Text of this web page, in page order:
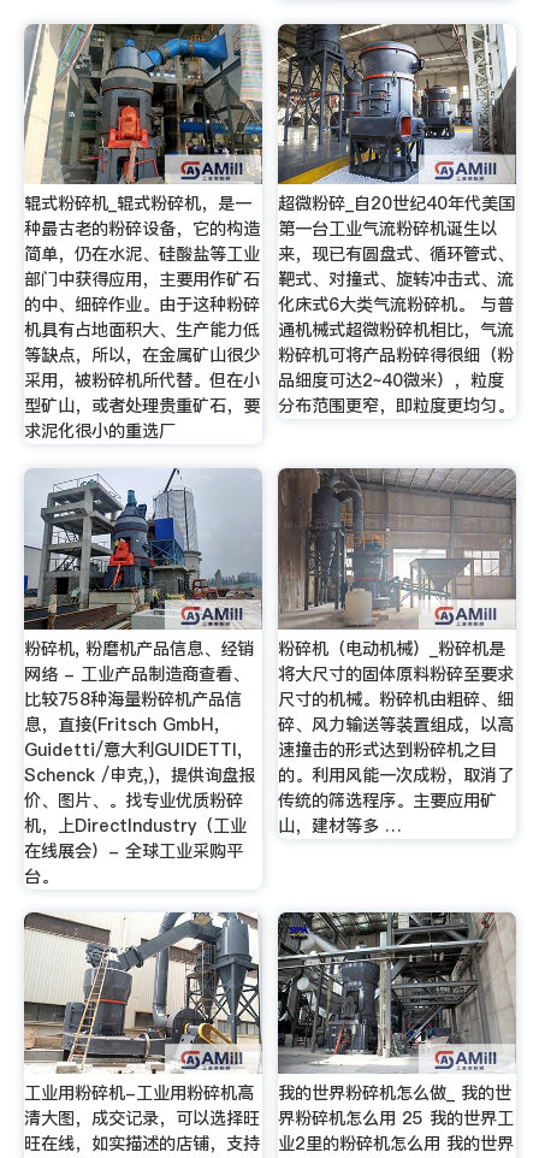
辊式粉碎机_辊式粉碎机，是一
种最古老的粉碎设备，它的构造
简单，仍在水泥、硅酸盐等工业
部门中获得应用，主要用作矿石
的中、细碎作业。由于这种粉碎
机具有占地面积大、生产能力低
等缺点，所以，在金属矿山很少
采用，被粉碎机所代替。但在小
型矿山，或者处理贵重矿石，要
求泥化很小的重选厂
超微粉碎_自20世纪40年代美国
第一台工业气流粉碎机诞生以
来，现已有圆盘式、循环管式、
靶式、对撞式、旋转冲击式、流
化床式6大类气流粉碎机。 与普
通机械式超微粉碎机相比，气流
粉碎机可将产品粉碎得很细（粉
品细度可达2~40微米），粒度
分布范围更窄，即粒度更均匀。
粉碎机, 粉磨机产品信息、经销
网络 - 工业产品制造商查看、
比较758种海量粉碎机产品信
息，直接(Fritsch GmbH,
Guidetti/意大利GUIDETTI,
Schenck /申克,)，提供询盘报
价、图片、。找专业优质粉碎
机，上DirectIndustry（工业
在线展会）- 全球工业采购平
台。
粉碎机（电动机械）_粉碎机是
将大尺寸的固体原料粉碎至要求
尺寸的机械。粉碎机由粗碎、细
碎、风力输送等装置组成，以高
速撞击的形式达到粉碎机之目
的。利用风能一次成粉，取消了
传统的筛选程序。主要应用矿
山，建材等多 …
工业用粉碎机-工业用粉碎机高
清大图，成交记录，可以选择旺
旺在线，如实描述的店铺，支持
我的世界粉碎机怎么做_ 我的世
界粉碎机怎么用 25 我的世界工
业2里的粉碎机怎么用 我的世界